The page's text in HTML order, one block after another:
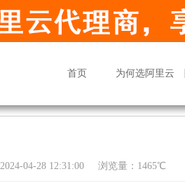
首页 为何选阿里云
04-28 12:31:00 浏览量：1465℃